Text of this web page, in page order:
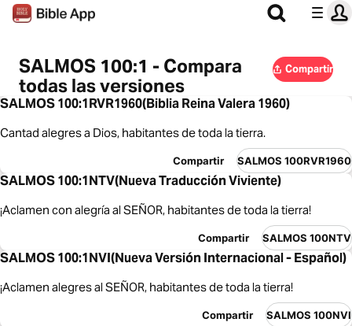
SALMOS 100:1 - Compara
todas las versiones
Compartir
SALMOS 100:1RVR1960(Biblia Reina Valera 1960)
Cantad alegres a Dios, habitantes de toda la tierra.
Compartir SALMOS 100RVR1960
SALMOS 100:1NTV(Nueva Traducción Viviente)
¡Aclamen con alegría al SEÑOR, habitantes de toda la tierra!
Compartir SALMOS 100NTV
SALMOS 100:1NVI(Nueva Versión Internacional - Español)
¡Aclamen alegres al SEÑOR, habitantes de toda la tierra!
Compartir SALMOS 100NVI